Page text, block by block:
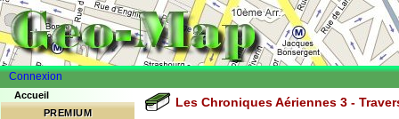
Connexion
Accueil
PREMIUM
Les Chroniques Aériennes 3 -